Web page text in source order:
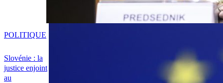
Slovénie : la
justice enjoint
au
POLITIQUE